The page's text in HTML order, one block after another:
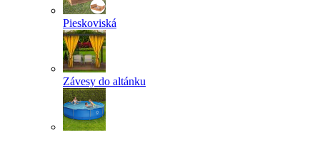
Pieskoviská
Závesy do altánku